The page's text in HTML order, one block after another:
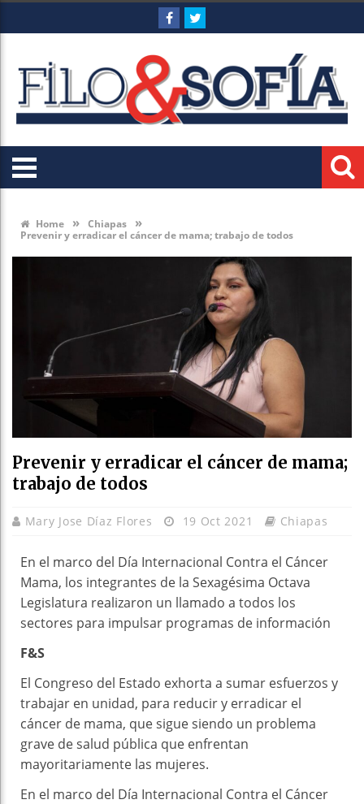
Home » Chiapas »
Prevenir y erradicar el cáncer de mama; trabajo de todos
Prevenir y erradicar el cáncer de mama;
trabajo de todos
Mary Jose Díaz Flores 19 Oct 2021 Chiapas
En el marco del Día Internacional Contra el Cáncer
Mama, los integrantes de la Sexagésima Octava
Legislatura realizaron un llamado a todos los
sectores para impulsar programas de información
F&S
El Congreso del Estado exhorta a sumar esfuerzos y
trabajar en unidad, para reducir y erradicar el
cáncer de mama, que sigue siendo un problema
grave de salud pública que enfrentan
mayoritariamente las mujeres.
En el marco del Día Internacional Contra el Cáncer